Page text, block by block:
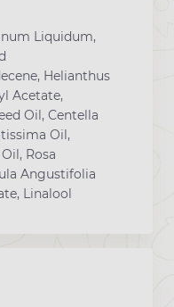
Liquidum,
Helianthus
Acetate,
Oil, Centella
Oil,
Rosa
Angustifolia
Linalool